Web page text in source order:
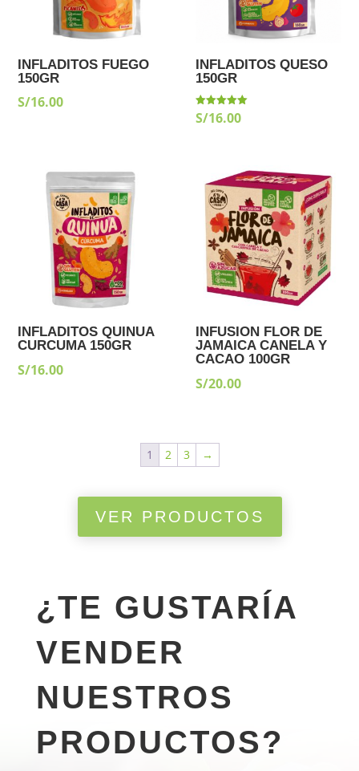
INFLADITOS FUEGO
150GR
S/16.00
INFLADITOS QUESO
150GR
Valorado
con
S/16.00
INFLADITOS QUINUA
CURCUMA 150GR
S/16.00
INFUSION FLOR DE
JAMAICA CANELA Y
CACAO 100GR
S/20.00
1 2 3 →
VER PRODUCTOS
¿TE GUSTARÍA
VENDER
NUESTROS
PRODUCTOS?